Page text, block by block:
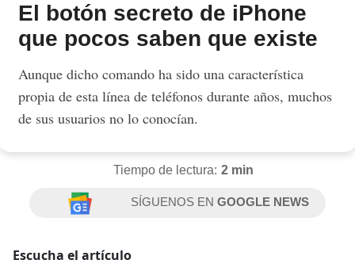
El botón secreto de iPhone
que pocos saben que existe
Aunque dicho comando ha sido una característica
propia de esta línea de teléfonos durante años, muchos
de sus usuarios no lo conocían.
Tiempo de lectura: 2 min
SÍGUENOS ENGOOGLE NEWS
Escucha el artículo